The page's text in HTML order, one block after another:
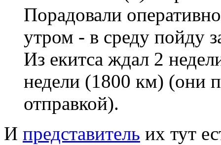
Порадовали
утром - в среду пойду
Из екитса ждал 2
недели (1800 км) (они
отправкой).
И представитель их тут